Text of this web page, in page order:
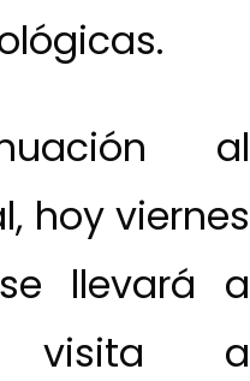
al
hoy viernes
llevará a
visita a